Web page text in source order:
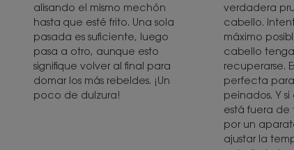
alisando el mismo mechón
hasta que esté frito. Una sola
pasada es suficiente, luego
pasa a otro, aunque esto
signifique volver al final para
domar los más rebeldes. ¡Un
poco de dulzura!
verdadera
cabello.
máximo
cabello
recuperarse.
perfecta
peinados. Y
está fuera
por un
ajustar la